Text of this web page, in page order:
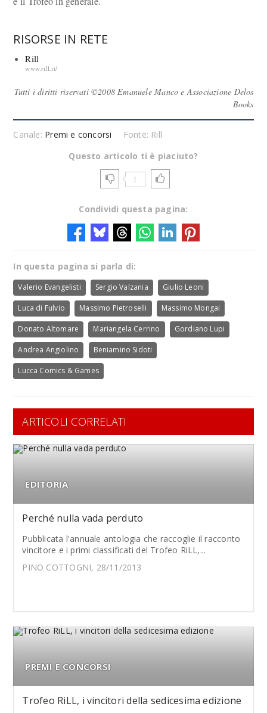
RISORSE IN RETE
Rill
www.rill.it/
Tutti i diritti riservati ©2008 Emanuele Manco e Associazione Delos
Books
Canale: Premi e concorsi
Fonte: Rill
Questo articolo ti è piaciuto?
1
Condividi questa pagina:
In questa pagina si parla di:
Valerio Evangelisti Sergio Valzania Giulio Leoni
Luca di Fulvio Massimo Pietroselli Massimo Mongai
Donato Altomare Mariangela Cerrino Gordiano Lupi
Andrea Angiolino Beniamino Sidoti
Lucca Comics & Games
ARTICOLI CORRELATI
EDITORIA
Perché nulla vada perduto
Pubblicata l'annuale antologia che raccoglie il racconto
vincitore e i primi classificati del Trofeo RiLL,...
PINO COTTOGNI, 28/11/2013
PREMI E CONCORSI
Trofeo RiLL, i vincitori della sedicesima edizione